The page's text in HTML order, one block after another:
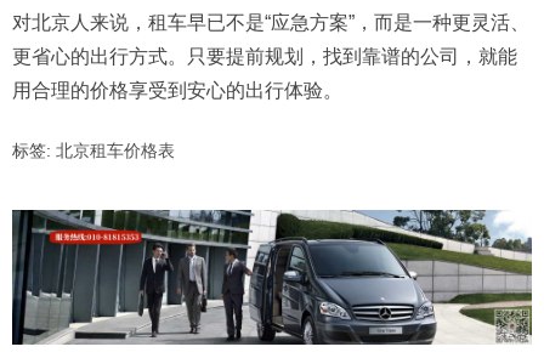
对北京人来说，租车早已不是“应急方案”，而是一种更灵活、
更省心的出行方式。只要提前规划，找到靠谱的公司，就能
用合理的价格享受到安心的出行体验。
标签: 北京租车价格表